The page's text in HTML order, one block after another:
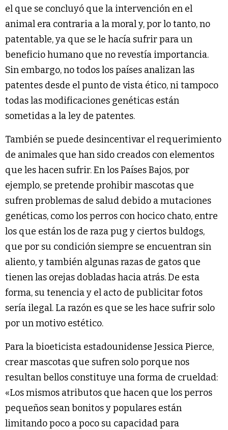
el que se concluyó que la intervención en el
animal era contraria a la moral y, por lo tanto, no
patentable, ya que se le hacía sufrir para un
beneficio humano que no revestía importancia.
Sin embargo, no todos los países analizan las
patentes desde el punto de vista ético, ni tampoco
todas las modificaciones genéticas están
sometidas a la ley de patentes.
También se puede desincentivar el requerimiento
de animales que han sido creados con elementos
que les hacen sufrir. En los Países Bajos, por
ejemplo, se pretende prohibir mascotas que
sufren problemas de salud debido a mutaciones
genéticas, como los perros con hocico chato, entre
los que están los de raza pug y ciertos buldogs,
que por su condición siempre se encuentran sin
aliento, y también algunas razas de gatos que
tienen las orejas dobladas hacia atrás. De esta
forma, su tenencia y el acto de publicitar fotos
sería ilegal. La razón es que se les hace sufrir solo
por un motivo estético.
Para la bioeticista estadounidense Jessica Pierce,
crear mascotas que sufren solo porque nos
resultan bellos constituye una forma de crueldad:
«Los mismos atributos que hacen que los perros
pequeños sean bonitos y populares están
limitando poco a poco su capacidad para